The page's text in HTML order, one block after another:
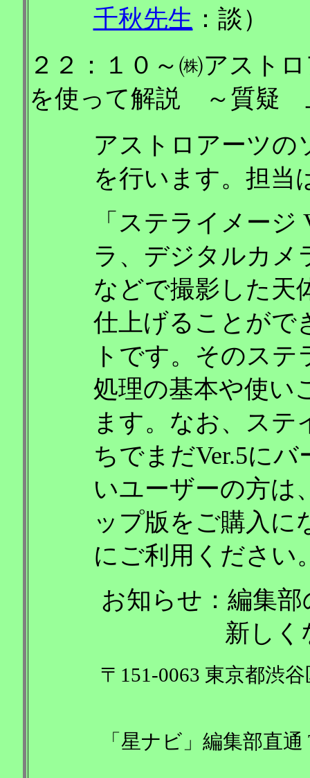
千秋先生 ：談）
２２：１０～㈱アスト
を使って解説 ～質疑
アストロアーツの
を行います。担当
「ステライメージ
ラ、デジタルカメ
などで撮影した天
仕上げることがで
トです。そのス
処理の基本や使い
ます。なお、ステ
ちでまだVer.5に
いユーザーの方は
ップ版をご購入に
にご利用ください
お知らせ：編集
新しく
〒151-0063 東京都渋
「星ナビ」編集部直